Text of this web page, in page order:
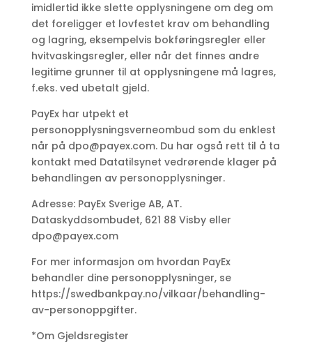
imidlertid ikke slette opplysningene om deg om
det foreligger et lovfestet krav om behandling
og lagring, eksempelvis bokføringsregler eller
hvitvaskingsregler, eller når det finnes andre
legitime grunner til at opplysningene må lagres,
f.eks. ved ubetalt gjeld.
PayEx har utpekt et
personopplysningsverneombud som du enklest
når på dpo@payex.com. Du har også rett til å ta
kontakt med Datatilsynet vedrørende klager på
behandlingen av personopplysninger.
Adresse: PayEx Sverige AB, AT.
Dataskyddsombudet, 621 88 Visby eller
dpo@payex.com
For mer informasjon om hvordan PayEx
behandler dine personopplysninger, se
https://swedbankpay.no/vilkaar/behandling-
av-personoppgifter.
*Om Gjeldsregister